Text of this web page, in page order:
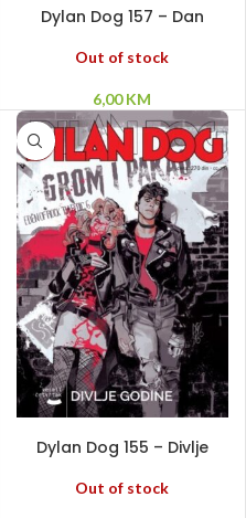
Dylan Dog 157 – Dan
Out of stock
6,00KM
Dylan Dog 155 – Divlje
Out of stock